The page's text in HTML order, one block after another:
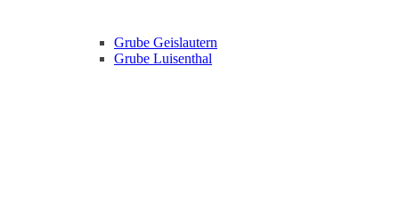
Grube Geislautern
Grube Luisenthal